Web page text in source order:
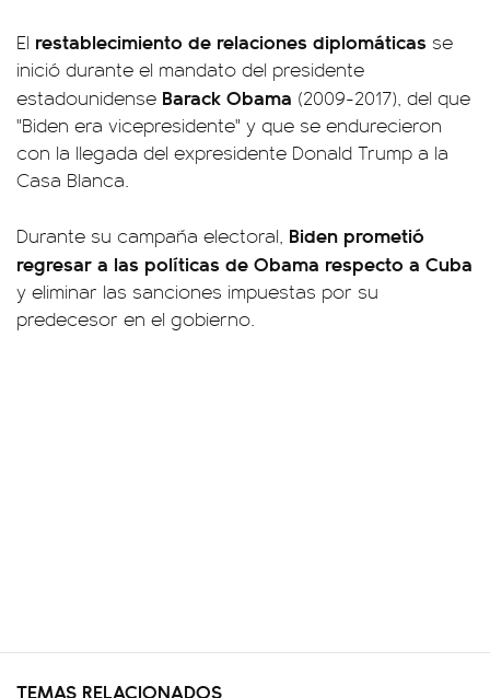
El restablecimiento de relaciones diplomáticas se
inició durante el mandato del presidente
estadounidense Barack Obama (2009-2017), del que
"Biden era vicepresidente" y que se endurecieron
con la llegada del expresidente Donald Trump a la
Casa Blanca.
Durante su campaña electoral, Biden prometió
regresar a las políticas de Obama respecto a Cuba
y eliminar las sanciones impuestas por su
predecesor en el gobierno.
TEMAS RELACIONADOS